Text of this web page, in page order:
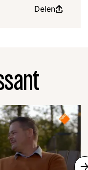
Delen